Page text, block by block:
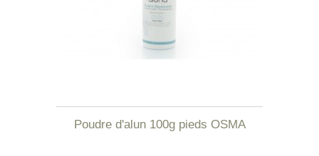
Poudre d'alun 100g pieds OSMA